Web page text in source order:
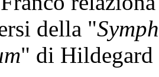
della "
" di